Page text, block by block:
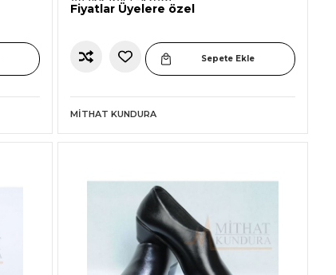
Fiyatlar Üyelere özel
Sepete Ekle
MITHAT KUNDURA